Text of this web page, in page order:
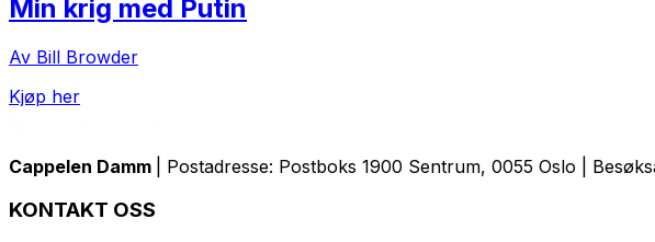
Min krig med Putin
Av Bill Browder
Kjøp her
Cappelen Damm | Postadresse: Postboks 1900 Sentrum, 0055 Oslo |
KONTAKT OSS